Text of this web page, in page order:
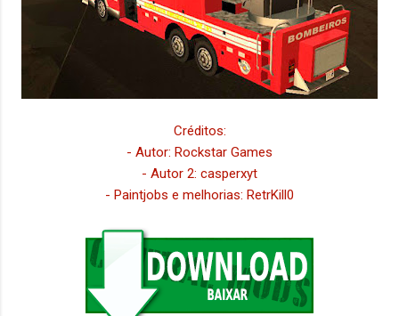
Créditos:
- Autor: Rockstar Games
- Autor 2: casperxyt
- Paintjobs e melhorias: RetrKill0